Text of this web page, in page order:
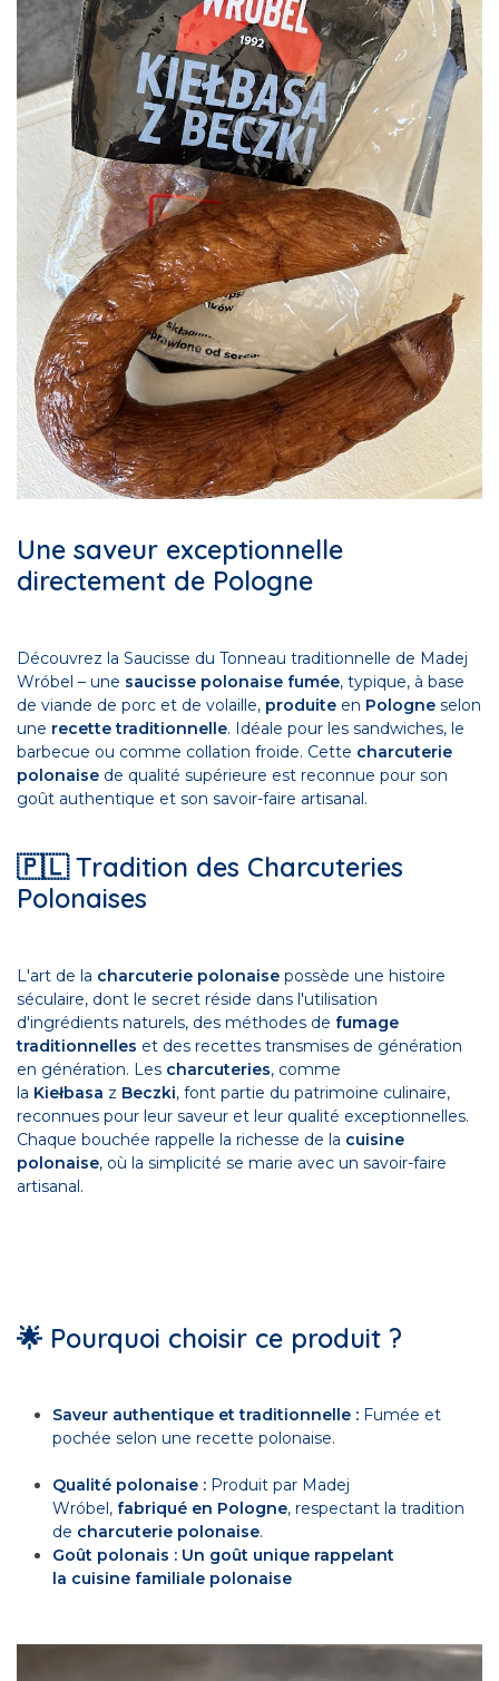
Une saveur exceptionnelle
directement de Pologne
Découvrez la Saucisse du Tonneau traditionnelle de Madej
Wróbel – une saucisse polonaise fumée, typique, à base
de viande de porc et de volaille, produite en Pologne selon
une recette traditionnelle. Idéale pour les sandwiches, le
barbecue ou comme collation froide. Cette charcuterie
polonaise de qualité supérieure est reconnue pour son
goût authentique et son savoir-faire artisanal.
🇵🇱 Tradition des Charcuteries
Polonaises
L'art de la charcuterie polonaise possède une histoire
séculaire, dont le secret réside dans l'utilisation
d'ingrédients naturels, des méthodes de fumage
traditionnelles et des recettes transmises de génération
en génération. Les charcuteries, comme
la Kiełbasa z Beczki, font partie du patrimoine culinaire,
reconnues pour leur saveur et leur qualité exceptionnelles.
Chaque bouchée rappelle la richesse de la cuisine
polonaise, où la simplicité se marie avec un savoir-faire
artisanal.
🌟 Pourquoi choisir ce produit ?
Saveur authentique et traditionnelle : Fumée et
pochée selon une recette polonaise.
Qualité polonaise : Produit par Madej
Wróbel, fabriqué en Pologne, respectant la tradition
de charcuterie polonaise.
Goût polonais : Un goût unique rappelant
la cuisine familiale polonaise